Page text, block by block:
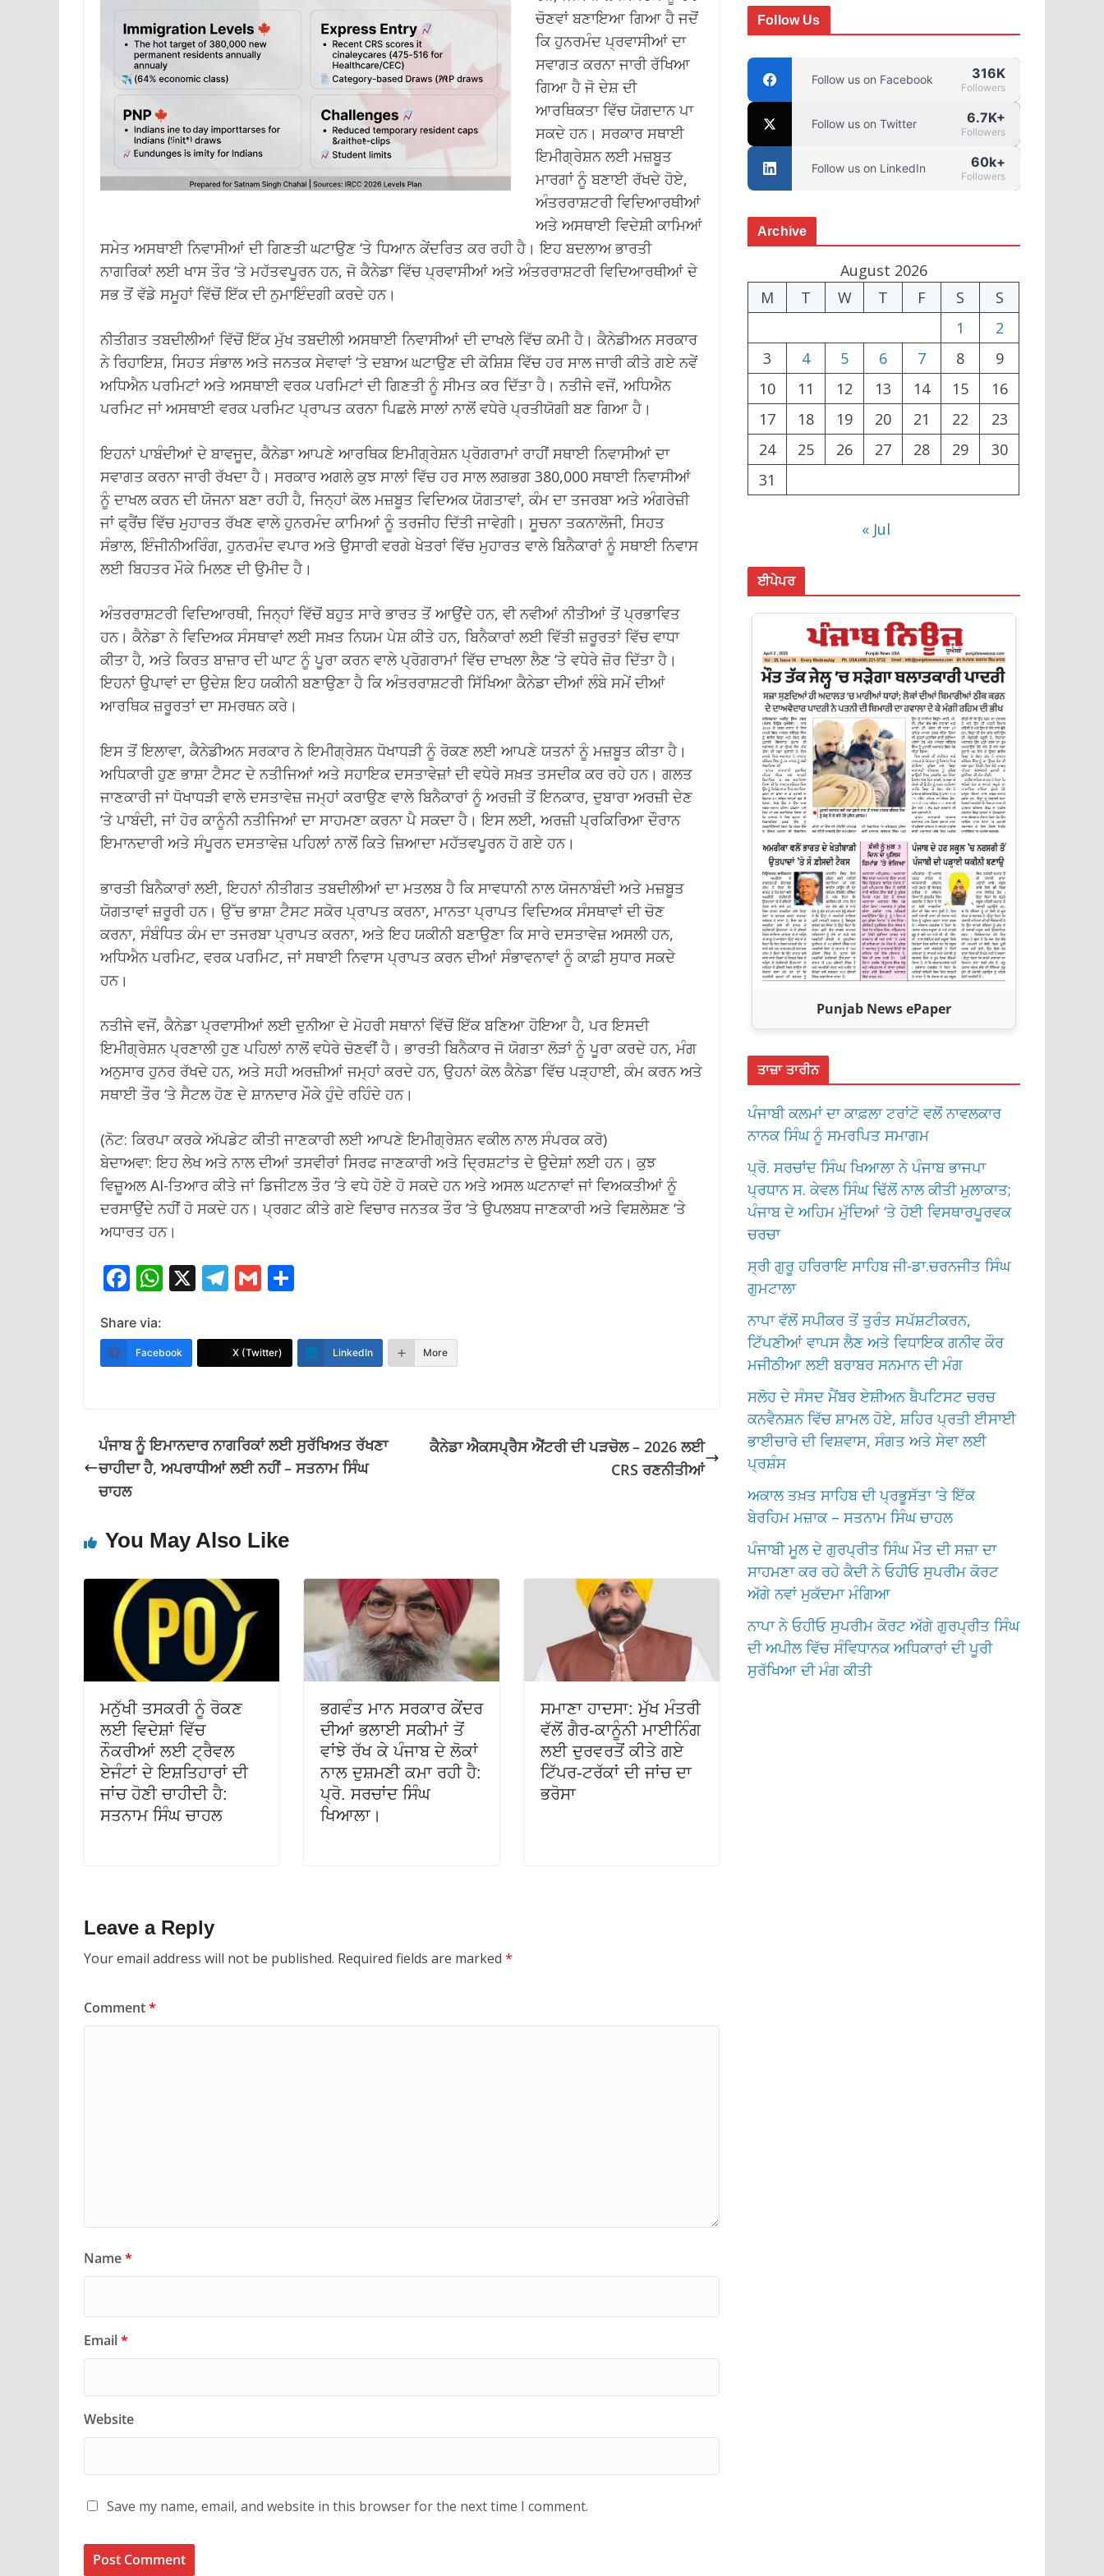
ਚੋਣਵਾਂ ਬਣਾਇਆ ਗਿਆ ਹੈ ਜਦੋਂ
ਕਿ ਹੁਨਰਮੰਦ ਪ੍ਰਵਾਸੀਆਂ ਦਾ
ਸਵਾਗਤ ਕਰਨਾ ਜਾਰੀ ਰੱਖਿਆ
ਗਿਆ ਹੈ ਜੋ ਦੇਸ਼ ਦੀ
ਆਰਥਿਕਤਾ ਵਿੱਚ ਯੋਗਦਾਨ ਪਾ
ਸਕਦੇ ਹਨ। ਸਰਕਾਰ ਸਥਾਈ
ਇਮੀਗ੍ਰੇਸ਼ਨ ਲਈ ਮਜ਼ਬੂਤ ​​
ਮਾਰਗਾਂ ਨੂੰ ਬਣਾਈ ਰੱਖਦੇ ਹੋਏ,
ਅੰਤਰਰਾਸ਼ਟਰੀ ਵਿਦਿਆਰਥੀਆਂ
ਅਤੇ ਅਸਥਾਈ ਵਿਦੇਸ਼ੀ ਕਾਮਿਆਂ
ਸਮੇਤ ਅਸਥਾਈ ਨਿਵਾਸੀਆਂ ਦੀ ਗਿਣਤੀ ਘਟਾਉਣ ‘ਤੇ ਧਿਆਨ ਕੇਂਦਰਿਤ ਕਰ ਰਹੀ ਹੈ। ਇਹ ਬਦਲਾਅ ਭਾਰਤੀ
ਨਾਗਰਿਕਾਂ ਲਈ ਖਾਸ ਤੌਰ ‘ਤੇ ਮਹੱਤਵਪੂਰਨ ਹਨ, ਜੋ ਕੈਨੇਡਾ ਵਿੱਚ ਪ੍ਰਵਾਸੀਆਂ ਅਤੇ ਅੰਤਰਰਾਸ਼ਟਰੀ ਵਿਦਿਆਰਥੀਆਂ ਦੇ
ਸਭ ਤੋਂ ਵੱਡੇ ਸਮੂਹਾਂ ਵਿੱਚੋਂ ਇੱਕ ਦੀ ਨੁਮਾਇੰਦਗੀ ਕਰਦੇ ਹਨ।
ਨੀਤੀਗਤ ਤਬਦੀਲੀਆਂ ਵਿੱਚੋਂ ਇੱਕ ਮੁੱਖ ਤਬਦੀਲੀ ਅਸਥਾਈ ਨਿਵਾਸੀਆਂ ਦੀ ਦਾਖਲੇ ਵਿੱਚ ਕਮੀ ਹੈ। ਕੈਨੇਡੀਅਨ ਸਰਕਾਰ
ਨੇ ਰਿਹਾਇਸ਼, ਸਿਹਤ ਸੰਭਾਲ ਅਤੇ ਜਨਤਕ ਸੇਵਾਵਾਂ ‘ਤੇ ਦਬਾਅ ਘਟਾਉਣ ਦੀ ਕੋਸ਼ਿਸ਼ ਵਿੱਚ ਹਰ ਸਾਲ ਜਾਰੀ ਕੀਤੇ ਗਏ ਨਵੇਂ
ਅਧਿਐਨ ਪਰਮਿਟਾਂ ਅਤੇ ਅਸਥਾਈ ਵਰਕ ਪਰਮਿਟਾਂ ਦੀ ਗਿਣਤੀ ਨੂੰ ਸੀਮਤ ਕਰ ਦਿੱਤਾ ਹੈ। ਨਤੀਜੇ ਵਜੋਂ, ਅਧਿਐਨ
ਪਰਮਿਟ ਜਾਂ ਅਸਥਾਈ ਵਰਕ ਪਰਮਿਟ ਪ੍ਰਾਪਤ ਕਰਨਾ ਪਿਛਲੇ ਸਾਲਾਂ ਨਾਲੋਂ ਵਧੇਰੇ ਪ੍ਰਤੀਯੋਗੀ ਬਣ ਗਿਆ ਹੈ।
ਇਹਨਾਂ ਪਾਬੰਦੀਆਂ ਦੇ ਬਾਵਜੂਦ, ਕੈਨੇਡਾ ਆਪਣੇ ਆਰਥਿਕ ਇਮੀਗ੍ਰੇਸ਼ਨ ਪ੍ਰੋਗਰਾਮਾਂ ਰਾਹੀਂ ਸਥਾਈ ਨਿਵਾਸੀਆਂ ਦਾ
ਸਵਾਗਤ ਕਰਨਾ ਜਾਰੀ ਰੱਖਦਾ ਹੈ। ਸਰਕਾਰ ਅਗਲੇ ਕੁਝ ਸਾਲਾਂ ਵਿੱਚ ਹਰ ਸਾਲ ਲਗਭਗ 380,000 ਸਥਾਈ ਨਿਵਾਸੀਆਂ
ਨੂੰ ਦਾਖਲ ਕਰਨ ਦੀ ਯੋਜਨਾ ਬਣਾ ਰਹੀ ਹੈ, ਜਿਨ੍ਹਾਂ ਕੋਲ ਮਜ਼ਬੂਤ ​​ਵਿਦਿਅਕ ਯੋਗਤਾਵਾਂ, ਕੰਮ ਦਾ ਤਜਰਬਾ ਅਤੇ ਅੰਗਰੇਜ਼ੀ
ਜਾਂ ਫ੍ਰੈਂਚ ਵਿੱਚ ਮੁਹਾਰਤ ਰੱਖਣ ਵਾਲੇ ਹੁਨਰਮੰਦ ਕਾਮਿਆਂ ਨੂੰ ਤਰਜੀਹ ਦਿੱਤੀ ਜਾਵੇਗੀ। ਸੂਚਨਾ ਤਕਨਾਲੋਜੀ, ਸਿਹਤ
ਸੰਭਾਲ, ਇੰਜੀਨੀਅਰਿੰਗ, ਹੁਨਰਮੰਦ ਵਪਾਰ ਅਤੇ ਉਸਾਰੀ ਵਰਗੇ ਖੇਤਰਾਂ ਵਿੱਚ ਮੁਹਾਰਤ ਵਾਲੇ ਬਿਨੈਕਾਰਾਂ ਨੂੰ ਸਥਾਈ ਨਿਵਾਸ
ਲਈ ਬਿਹਤਰ ਮੌਕੇ ਮਿਲਣ ਦੀ ਉਮੀਦ ਹੈ।
ਅੰਤਰਰਾਸ਼ਟਰੀ ਵਿਦਿਆਰਥੀ, ਜਿਨ੍ਹਾਂ ਵਿੱਚੋਂ ਬਹੁਤ ਸਾਰੇ ਭਾਰਤ ਤੋਂ ਆਉਂਦੇ ਹਨ, ਵੀ ਨਵੀਆਂ ਨੀਤੀਆਂ ਤੋਂ ਪ੍ਰਭਾਵਿਤ
ਹਨ। ਕੈਨੇਡਾ ਨੇ ਵਿਦਿਅਕ ਸੰਸਥਾਵਾਂ ਲਈ ਸਖ਼ਤ ਨਿਯਮ ਪੇਸ਼ ਕੀਤੇ ਹਨ, ਬਿਨੈਕਾਰਾਂ ਲਈ ਵਿੱਤੀ ਜ਼ਰੂਰਤਾਂ ਵਿੱਚ ਵਾਧਾ
ਕੀਤਾ ਹੈ, ਅਤੇ ਕਿਰਤ ਬਾਜ਼ਾਰ ਦੀ ਘਾਟ ਨੂੰ ਪੂਰਾ ਕਰਨ ਵਾਲੇ ਪ੍ਰੋਗਰਾਮਾਂ ਵਿੱਚ ਦਾਖਲਾ ਲੈਣ ‘ਤੇ ਵਧੇਰੇ ਜ਼ੋਰ ਦਿੱਤਾ ਹੈ।
ਇਹਨਾਂ ਉਪਾਵਾਂ ਦਾ ਉਦੇਸ਼ ਇਹ ਯਕੀਨੀ ਬਣਾਉਣਾ ਹੈ ਕਿ ਅੰਤਰਰਾਸ਼ਟਰੀ ਸਿੱਖਿਆ ਕੈਨੇਡਾ ਦੀਆਂ ਲੰਬੇ ਸਮੇਂ ਦੀਆਂ
ਆਰਥਿਕ ਜ਼ਰੂਰਤਾਂ ਦਾ ਸਮਰਥਨ ਕਰੇ।
ਇਸ ਤੋਂ ਇਲਾਵਾ, ਕੈਨੇਡੀਅਨ ਸਰਕਾਰ ਨੇ ਇਮੀਗ੍ਰੇਸ਼ਨ ਧੋਖਾਧੜੀ ਨੂੰ ਰੋਕਣ ਲਈ ਆਪਣੇ ਯਤਨਾਂ ਨੂੰ ਮਜ਼ਬੂਤ ​​ਕੀਤਾ ਹੈ।
ਅਧਿਕਾਰੀ ਹੁਣ ਭਾਸ਼ਾ ਟੈਸਟ ਦੇ ਨਤੀਜਿਆਂ ਅਤੇ ਸਹਾਇਕ ਦਸਤਾਵੇਜ਼ਾਂ ਦੀ ਵਧੇਰੇ ਸਖ਼ਤ ਤਸਦੀਕ ਕਰ ਰਹੇ ਹਨ। ਗਲਤ
ਜਾਣਕਾਰੀ ਜਾਂ ਧੋਖਾਧੜੀ ਵਾਲੇ ਦਸਤਾਵੇਜ਼ ਜਮ੍ਹਾਂ ਕਰਾਉਣ ਵਾਲੇ ਬਿਨੈਕਾਰਾਂ ਨੂੰ ਅਰਜ਼ੀ ਤੋਂ ਇਨਕਾਰ, ਦੁਬਾਰਾ ਅਰਜ਼ੀ ਦੇਣ
‘ਤੇ ਪਾਬੰਦੀ, ਜਾਂ ਹੋਰ ਕਾਨੂੰਨੀ ਨਤੀਜਿਆਂ ਦਾ ਸਾਹਮਣਾ ਕਰਨਾ ਪੈ ਸਕਦਾ ਹੈ। ਇਸ ਲਈ, ਅਰਜ਼ੀ ਪ੍ਰਕਿਰਿਆ ਦੌਰਾਨ
ਇਮਾਨਦਾਰੀ ਅਤੇ ਸੰਪੂਰਨ ਦਸਤਾਵੇਜ਼ ਪਹਿਲਾਂ ਨਾਲੋਂ ਕਿਤੇ ਜ਼ਿਆਦਾ ਮਹੱਤਵਪੂਰਨ ਹੋ ਗਏ ਹਨ।
ਭਾਰਤੀ ਬਿਨੈਕਾਰਾਂ ਲਈ, ਇਹਨਾਂ ਨੀਤੀਗਤ ਤਬਦੀਲੀਆਂ ਦਾ ਮਤਲਬ ਹੈ ਕਿ ਸਾਵਧਾਨੀ ਨਾਲ ਯੋਜਨਾਬੰਦੀ ਅਤੇ ਮਜ਼ਬੂਤ ​​
ਯੋਗਤਾਵਾਂ ਜ਼ਰੂਰੀ ਹਨ। ਉੱਚ ਭਾਸ਼ਾ ਟੈਸਟ ਸਕੋਰ ਪ੍ਰਾਪਤ ਕਰਨਾ, ਮਾਨਤਾ ਪ੍ਰਾਪਤ ਵਿਦਿਅਕ ਸੰਸਥਾਵਾਂ ਦੀ ਚੋਣ
ਕਰਨਾ, ਸੰਬੰਧਿਤ ਕੰਮ ਦਾ ਤਜਰਬਾ ਪ੍ਰਾਪਤ ਕਰਨਾ, ਅਤੇ ਇਹ ਯਕੀਨੀ ਬਣਾਉਣਾ ਕਿ ਸਾਰੇ ਦਸਤਾਵੇਜ਼ ਅਸਲੀ ਹਨ,
ਅਧਿਐਨ ਪਰਮਿਟ, ਵਰਕ ਪਰਮਿਟ, ਜਾਂ ਸਥਾਈ ਨਿਵਾਸ ਪ੍ਰਾਪਤ ਕਰਨ ਦੀਆਂ ਸੰਭਾਵਨਾਵਾਂ ਨੂੰ ਕਾਫ਼ੀ ਸੁਧਾਰ ਸਕਦੇ
ਹਨ।
ਨਤੀਜੇ ਵਜੋਂ, ਕੈਨੇਡਾ ਪ੍ਰਵਾਸੀਆਂ ਲਈ ਦੁਨੀਆ ਦੇ ਮੋਹਰੀ ਸਥਾਨਾਂ ਵਿੱਚੋਂ ਇੱਕ ਬਣਿਆ ਹੋਇਆ ਹੈ, ਪਰ ਇਸਦੀ
ਇਮੀਗ੍ਰੇਸ਼ਨ ਪ੍ਰਣਾਲੀ ਹੁਣ ਪਹਿਲਾਂ ਨਾਲੋਂ ਵਧੇਰੇ ਚੋਣਵੀਂ ਹੈ। ਭਾਰਤੀ ਬਿਨੈਕਾਰ ਜੋ ਯੋਗਤਾ ਲੋੜਾਂ ਨੂੰ ਪੂਰਾ ਕਰਦੇ ਹਨ, ਮੰਗ
ਅਨੁਸਾਰ ਹੁਨਰ ਰੱਖਦੇ ਹਨ, ਅਤੇ ਸਹੀ ਅਰਜ਼ੀਆਂ ਜਮ੍ਹਾਂ ਕਰਦੇ ਹਨ, ਉਹਨਾਂ ਕੋਲ ਕੈਨੇਡਾ ਵਿੱਚ ਪੜ੍ਹਾਈ, ਕੰਮ ਕਰਨ ਅਤੇ
ਸਥਾਈ ਤੌਰ ‘ਤੇ ਸੈਟਲ ਹੋਣ ਦੇ ਸ਼ਾਨਦਾਰ ਮੌਕੇ ਹੁੰਦੇ ਰਹਿੰਦੇ ਹਨ।
(ਨੋਟ: ਕਿਰਪਾ ਕਰਕੇ ਅੱਪਡੇਟ ਕੀਤੀ ਜਾਣਕਾਰੀ ਲਈ ਆਪਣੇ ਇਮੀਗ੍ਰੇਸ਼ਨ ਵਕੀਲ ਨਾਲ ਸੰਪਰਕ ਕਰੋ)
ਬੇਦਾਅਵਾ: ਇਹ ਲੇਖ ਅਤੇ ਨਾਲ ਦੀਆਂ ਤਸਵੀਰਾਂ ਸਿਰਫ ਜਾਣਕਾਰੀ ਅਤੇ ਦ੍ਰਿਸ਼ਟਾਂਤ ਦੇ ਉਦੇਸ਼ਾਂ ਲਈ ਹਨ। ਕੁਝ
ਵਿਜ਼ੂਅਲ AI-ਤਿਆਰ ਕੀਤੇ ਜਾਂ ਡਿਜੀਟਲ ਤੌਰ ‘ਤੇ ਵਧੇ ਹੋਏ ਹੋ ਸਕਦੇ ਹਨ ਅਤੇ ਅਸਲ ਘਟਨਾਵਾਂ ਜਾਂ ਵਿਅਕਤੀਆਂ ਨੂੰ
ਦਰਸਾਉਂਦੇ ਨਹੀਂ ਹੋ ਸਕਦੇ ਹਨ। ਪ੍ਰਗਟ ਕੀਤੇ ਗਏ ਵਿਚਾਰ ਜਨਤਕ ਤੌਰ ‘ਤੇ ਉਪਲਬਧ ਜਾਣਕਾਰੀ ਅਤੇ ਵਿਸ਼ਲੇਸ਼ਣ ‘ਤੇ
ਅਧਾਰਤ ਹਨ।
F
e
b
k
W
at
s
p
X T
e
gr
G
ai
l
ar
e
Share via:
Facebook X (Twitter) LinkedIn More
ਪੰਜਾਬ ਨੂੰ ਇਮਾਨਦਾਰ ਨਾਗਰਿਕਾਂ ਲਈ ਸੁਰੱਖਿਅਤ ਰੱਖਣਾ
ਚਾਹੀਦਾ ਹੈ, ਅਪਰਾਧੀਆਂ ਲਈ ਨਹੀਂ – ਸਤਨਾਮ ਸਿੰਘ
ਚਾਹਲ
ਕੈਨੇਡਾ ਐਕਸਪ੍ਰੈਸ ਐਂਟਰੀ ਦੀ ਪੜਚੋਲ – 2026 ਲਈ
CRS ਰਣਨੀਤੀਆਂ
You May Also Like
ਮਨੁੱਖੀ ਤਸਕਰੀ ਨੂੰ ਰੋਕਣ
ਲਈ ਵਿਦੇਸ਼ਾਂ ਵਿੱਚ
ਨੌਕਰੀਆਂ ਲਈ ਟ੍ਰੈਵਲ
ਏਜੰਟਾਂ ਦੇ ਇਸ਼ਤਿਹਾਰਾਂ ਦੀ
ਜਾਂਚ ਹੋਣੀ ਚਾਹੀਦੀ ਹੈ:
ਸਤਨਾਮ ਸਿੰਘ ਚਾਹਲ
ਭਗਵੰਤ ਮਾਨ ਸਰਕਾਰ ਕੇਂਦਰ
ਦੀਆਂ ਭਲਾਈ ਸਕੀਮਾਂ ਤੋਂ
ਵਾਂਝੇ ਰੱਖ ਕੇ ਪੰਜਾਬ ਦੇ ਲੋਕਾਂ
ਨਾਲ ਦੁਸ਼ਮਣੀ ਕਮਾ ਰਹੀ ਹੈ:
ਪ੍ਰੋ. ਸਰਚਾਂਦ ਸਿੰਘ
ਖਿਆਲਾ।
ਸਮਾਣਾ ਹਾਦਸਾ: ਮੁੱਖ ਮੰਤਰੀ
ਵੱਲੋਂ ਗੈਰ-ਕਾਨੂੰਨੀ ਮਾਈਨਿੰਗ
ਲਈ ਦੁਰਵਰਤੋਂ ਕੀਤੇ ਗਏ
ਟਿੱਪਰ-ਟਰੱਕਾਂ ਦੀ ਜਾਂਚ ਦਾ
ਭਰੋਸਾ
Leave a Reply
Your email address will not be published. Required fields are marked *
Comment*
Name*
Email*
Website
Save my name, email, and website in this browser for the next time I comment.
Follow Us
Follow us on Facebook 316K
Followers
Follow us on Twitter 6.7K+
Followers
Follow us on LinkedIn 60k+
Followers
Archive
August 2026
M
T W T F S
S
1
2
3
4 5 6 7 8
9
10
11 12 13 14 15
16
17
18 19 20 21 22
23
24
25 26 27 28 29
30
31
« Jul
ਈਪੇਪਰ
Punjab News ePaper
ਤਾਜ਼ਾ ਤਾਰੀਨ
ਪੰਜਾਬੀ ਕਲਮਾਂ ਦਾ ਕਾਫ਼ਲਾ ਟਰਾਂਟੋ ਵਲੋਂ ਨਾਵਲਕਾਰ
ਨਾਨਕ ਸਿੰਘ ਨੂੰ ਸਮਰਪਿਤ ਸਮਾਗਮ
ਪ੍ਰੋ. ਸਰਚਾਂਦ ਸਿੰਘ ਖਿਆਲਾ ਨੇ ਪੰਜਾਬ ਭਾਜਪਾ
ਪ੍ਰਧਾਨ ਸ. ਕੇਵਲ ਸਿੰਘ ਢਿੱਲੋਂ ਨਾਲ ਕੀਤੀ ਮੁਲਾਕਾਤ;
ਪੰਜਾਬ ਦੇ ਅਹਿਮ ਮੁੱਦਿਆਂ ‘ਤੇ ਹੋਈ ਵਿਸਥਾਰਪੂਰਵਕ
ਚਰਚਾ
ਸ੍ਰੀ ਗੁਰੂ ਹਰਿਰਾਇ ਸਾਹਿਬ ਜੀ-ਡਾ.ਚਰਨਜੀਤ ਸਿੰਘ
ਗੁਮਟਾਲਾ
ਨਾਪਾ ਵੱਲੋਂ ਸਪੀਕਰ ਤੋਂ ਤੁਰੰਤ ਸਪੱਸ਼ਟੀਕਰਨ,
ਟਿੱਪਣੀਆਂ ਵਾਪਸ ਲੈਣ ਅਤੇ ਵਿਧਾਇਕ ਗਨੀਵ ਕੌਰ
ਮਜੀਠੀਆ ਲਈ ਬਰਾਬਰ ਸਨਮਾਨ ਦੀ ਮੰਗ
ਸਲੋਹ ਦੇ ਸੰਸਦ ਮੈਂਬਰ ਏਸ਼ੀਅਨ ਬੈਪਟਿਸਟ ਚਰਚ
ਕਨਵੈਨਸ਼ਨ ਵਿੱਚ ਸ਼ਾਮਲ ਹੋਏ, ਸ਼ਹਿਰ ਪ੍ਰਤੀ ਈਸਾਈ
ਭਾਈਚਾਰੇ ਦੀ ਵਿਸ਼ਵਾਸ, ਸੰਗਤ ਅਤੇ ਸੇਵਾ ਲਈ
ਪ੍ਰਸ਼ੰਸ
ਅਕਾਲ ਤਖ਼ਤ ਸਾਹਿਬ ਦੀ ਪ੍ਰਭੂਸੱਤਾ ‘ਤੇ ਇੱਕ
ਬੇਰਹਿਮ ਮਜ਼ਾਕ – ਸਤਨਾਮ ਸਿੰਘ ਚਾਹਲ
ਪੰਜਾਬੀ ਮੂਲ ਦੇ ਗੁਰਪ੍ਰੀਤ ਸਿੰਘ ਮੌਤ ਦੀ ਸਜ਼ਾ ਦਾ
ਸਾਹਮਣਾ ਕਰ ਰਹੇ ਕੈਦੀ ਨੇ ਓਹੀਓ ਸੁਪਰੀਮ ਕੋਰਟ
ਅੱਗੇ ਨਵਾਂ ਮੁਕੱਦਮਾ ਮੰਗਿਆ
ਨਾਪਾ ਨੇ ਓਹੀਓ ਸੁਪਰੀਮ ਕੋਰਟ ਅੱਗੇ ਗੁਰਪ੍ਰੀਤ ਸਿੰਘ
ਦੀ ਅਪੀਲ ਵਿੱਚ ਸੰਵਿਧਾਨਕ ਅਧਿਕਾਰਾਂ ਦੀ ਪੂਰੀ
ਸੁਰੱਖਿਆ ਦੀ ਮੰਗ ਕੀਤੀ